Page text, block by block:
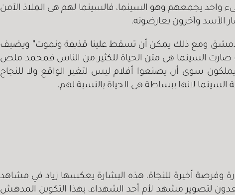
يجمعهم وهو السينما، فالسينما لهم هى الملاذ الآمن
الأسد وآخرون يعارضونه.
دمشق ومع ذلك يمكن أن تسقط علينا قذيفة ونموت” ويضيف
السينما هى متن الحياة للكثير من الناس فمحمد ملص
سوى أن يصنعوا أفلام ليس لتغير الواقع ولا للنجاح
لانها ببساطة هى الحياة بالنسبة لهم.
وفرصة أخيرة للنجاة، هذه البشارة يعكسها زياد في مشاهد
لتصوير مشهد لأم أحد الشهداء، بهذا التكوين المدهش